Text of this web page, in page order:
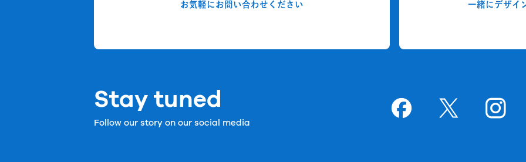
お気軽にお問い合わせください 一緒にデザイ
Stay tuned
Follow our story on our social media
GoodpatchのGoodpatchの
ページ